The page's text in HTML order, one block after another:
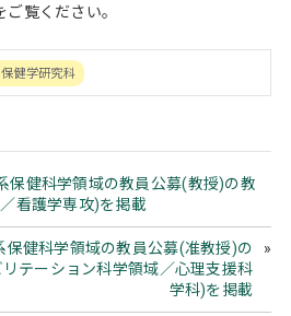
ご覧ください。
保健学研究科
保健科学領域の教員公募(教授)の教
看護学専攻)を掲載
保健科学領域の教員公募(准教授)の
テーション科学領域／心理支援科
学科)を掲載